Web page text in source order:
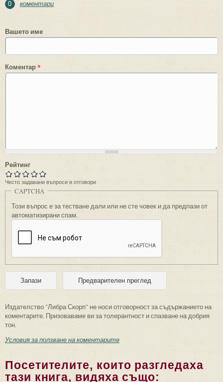
0 коментари
Вашето име
Коментар*
Рейтинг
Често задавани въпроси и отговори
CAPTCHA
Този въпрос е за тестване дали или не сте човек и да предпази от
автоматизирани спам.
Издателство "Либра Скорп" не носи отговорност за съдържанието на
коментарите. Призоваваме ви за толерантност и спазване на добрия
тон.
Условия за ползване на коментарите
Посетителите, които разгледаха
тази книга, видяха също: